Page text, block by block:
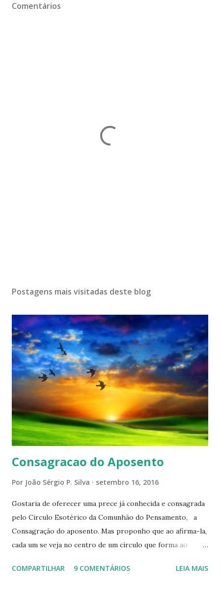
Comentários
Postagens mais visitadas deste blog
Consagracao do Aposento
Por João Sérgio P. Silva setembro 16, 2016
Gostaria de oferecer uma prece já conhecida e consagrada
pelo Circulo Esotérico da Comunhão do Pensamento, a
Consagração do aposento. Mas proponho que ao afirma-la,
cada um se veja no centro de um círculo que forma ao
cada um de nós mesmos. Um círculo que cresce e se
COMPARTILHAR 9 COMENTÁRIOS LEIA MAIS